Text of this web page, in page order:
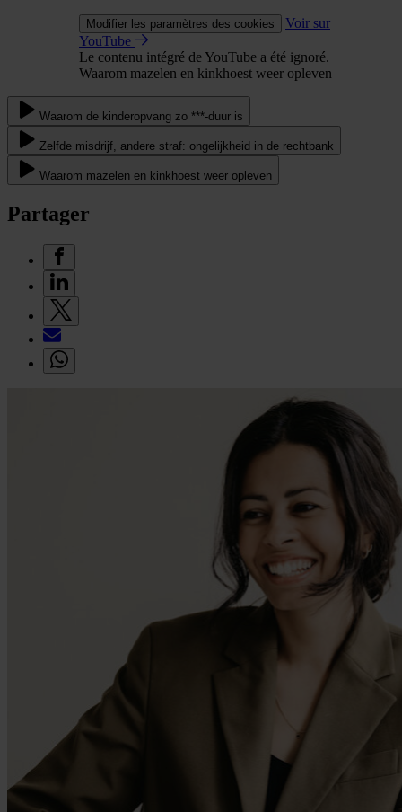
Modifier les paramètres des cookies
Voir sur
YouTube
Le contenu intégré de YouTube a été ignoré.
Waarom mazelen en kinkhoest weer opleven
Waarom de kinderopvang zo ***-duur is
Zelfde misdrijf, andere straf: ongelijkheid in de rechtbank
Waarom mazelen en kinkhoest weer opleven
Partager